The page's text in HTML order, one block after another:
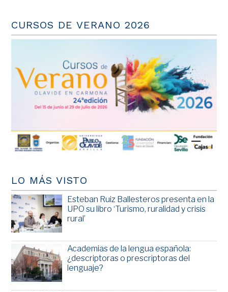
CURSOS DE VERANO 2026
LO MÁS VISTO
Esteban Ruiz Ballesteros presenta en la
UPO su libro ‘Turismo, ruralidad y crisis
rural’
Academias de la lengua española:
¿descriptoras o prescriptoras del
lenguaje?